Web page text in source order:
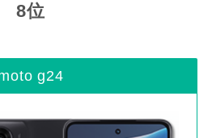
8位
g24